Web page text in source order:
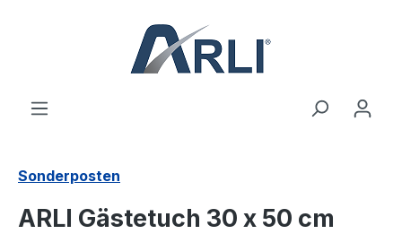
Sonderposten
ARLI Gästetuch 30 x 50 cm